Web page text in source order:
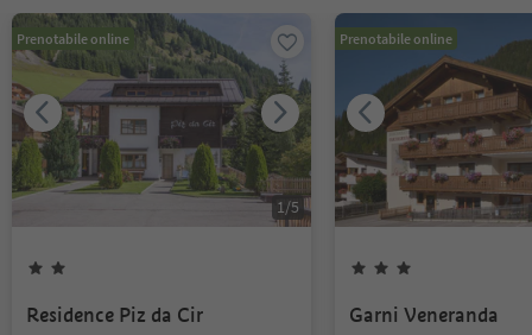
Prenotabile online
1/5
Residence Piz da Cir
Prenotabile online
Garni Veneranda